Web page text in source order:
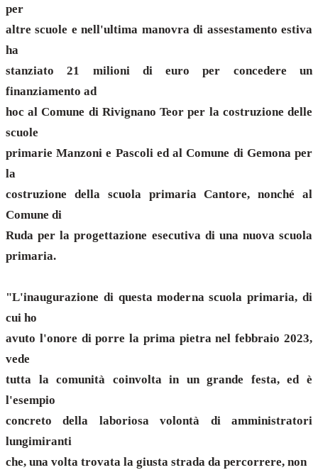
per
altre scuole e nell'ultima manovra di assestamento estiva
ha
stanziato 21 milioni di euro per concedere un
finanziamento ad
hoc al Comune di Rivignano Teor per la costruzione delle
scuole
primarie Manzoni e Pascoli ed al Comune di Gemona per
la
costruzione della scuola primaria Cantore, nonché al
Comune di
Ruda per la progettazione esecutiva di una nuova scuola
primaria.
"L'inaugurazione di questa moderna scuola primaria, di
cui ho
avuto l'onore di porre la prima pietra nel febbraio 2023,
vede
tutta la comunità coinvolta in un grande festa, ed è
l'esempio
concreto della laboriosa volontà di amministratori
lungimiranti
che, una volta trovata la giusta strada da percorrere, non